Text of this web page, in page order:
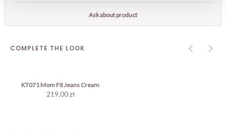
Ask about product
COMPLETE THE LOOK
KT071 Mom Fit Jeans Cream
219,00 zł